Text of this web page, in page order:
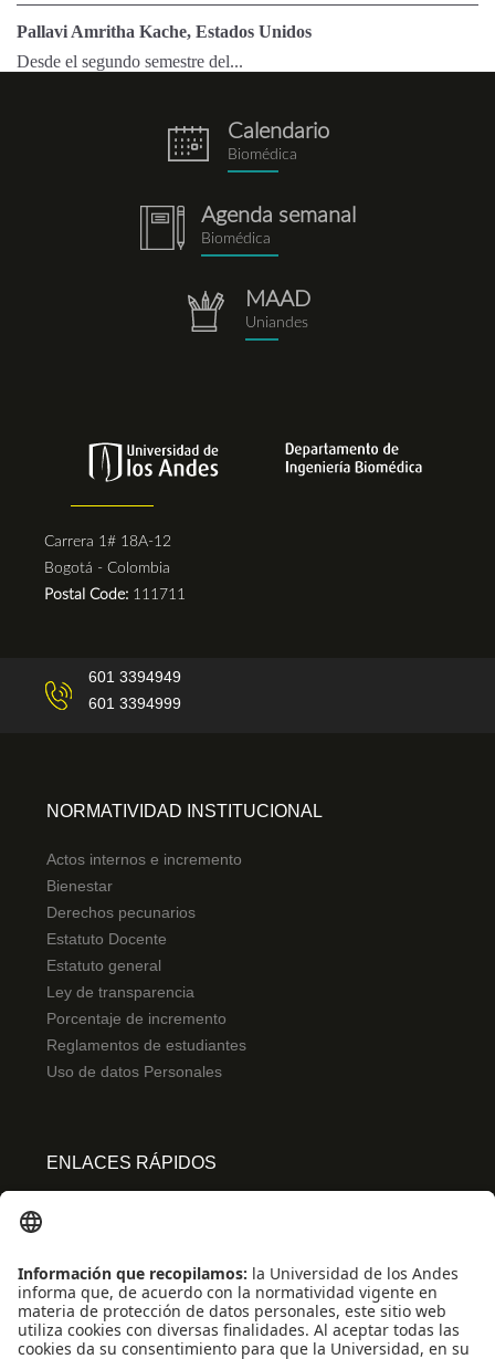
Pallavi Amritha Kache, Estados Unidos
Desde el segundo semestre del...
eventos.png
Calendario
Biomédica
notebook.png
Agenda semanal
Biomédica
repositorio.png
MAAD
Uniandes
Carrera 1# 18A-12
Bogotá - Colombia
Postal Code: 111711
601 3394949
601 3394999
NORMATIVIDAD INSTITUCIONAL
Actos internos e incremento
Bienestar
Derechos pecunarios
Estatuto Docente
Estatuto general
Ley de transparencia
Porcentaje de incremento
Reglamentos de estudiantes
Uso de datos Personales
ENLACES RÁPIDOS
Convivencia y transparencia
Emergencias: Extensión 0000
Eventos destacados
Mapa del Sitio